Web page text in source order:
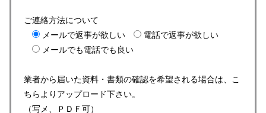
ご連絡方法について
メールで返事が欲しい
電話で返事が欲しい
メールでも電話でも良い
業者から届いた資料・書類の確認を希望される場合は、こ
ちらよりアップロード下さい。
（写メ、ＰＤＦ可）